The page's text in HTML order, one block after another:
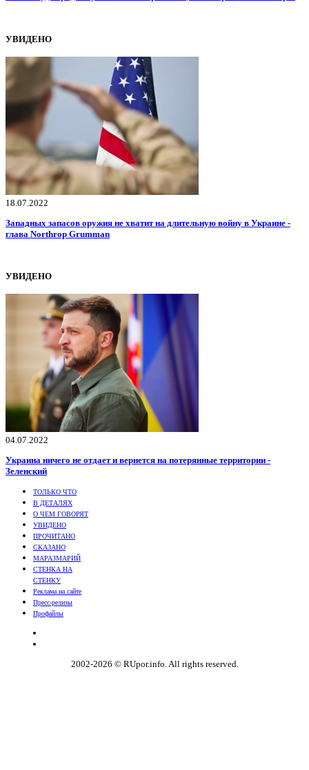
УВИДЕНО
18.07.2022
Западных запасов оружия не хватит на длительную войну в Украине -
глава Northrop Grumman
УВИДЕНО
04.07.2022
Украина ничего не отдает и вернется на потерянные территории -
Зеленский
ТОЛЬКО ЧТО
В ДЕТАЛЯХ
О ЧЕМ ГОВОРЯТ
УВИДЕНО
ПРОЧИТАНО
СКАЗАНО
МАРАЗМАРИЙ
СТЕНКА НА
СТЕНКУ
Реклама на сайте
Пресс-релизы
Профайлы
2002-2026 © RUpor.info. All rights reserved.